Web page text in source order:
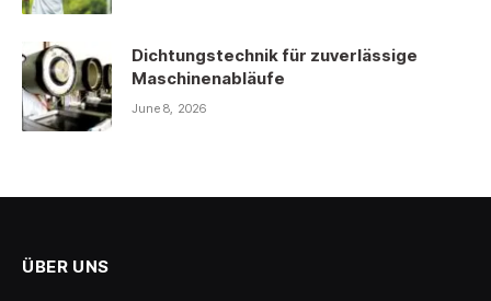
Dichtungstechnik für zuverlässige
Maschinenabläufe
June 8, 2026
ÜBER UNS